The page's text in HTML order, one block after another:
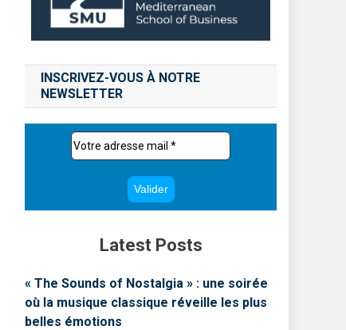
INSCRIVEZ-VOUS À NOTRE
NEWSLETTER
Latest Posts
« The Sounds of Nostalgia » : une soirée
où la musique classique réveille les plus
belles émotions